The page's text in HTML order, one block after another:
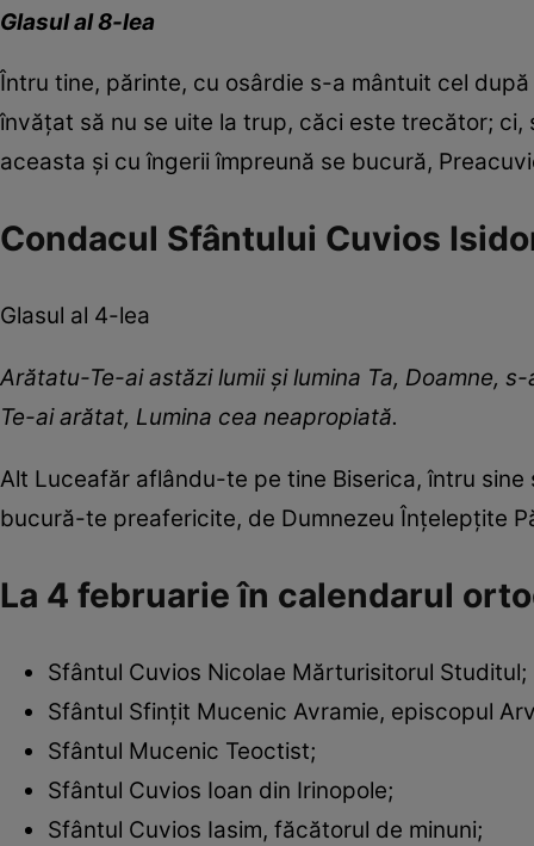
Glasul al 8-lea
Întru tine, părinte, cu osârdie s-a mântuit cel
învățat să nu se uite la trup, căci este trecător;
aceasta și cu îngerii împreună se bucură,
Condacul Sfântului Cuvios
Glasul al 4-lea
Arătatu-Te-ai astăzi lumii și lumina Ta, Doamne,
Te-ai arătat, Lumina cea neapropiată.
Alt Luceafăr aflându-te pe tine Biserica, întru
bucură-te preafericite, de Dumnezeu Înțelepțite
La 4 februarie în calendarul
Sfântul Cuvios Nicolae Mărturisitorul Studitul;
Sfântul Sfințit Mucenic Avramie, episcopul
Sfântul Mucenic Teoctist;
Sfântul Cuvios Ioan din Irinopole;
Sfântul Cuvios Iasim, făcătorul de minuni;